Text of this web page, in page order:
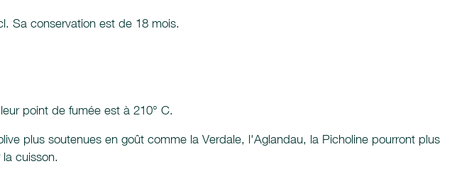
Sa conservation est de 18 mois.
point de fumée est à 210° C.
plus soutenues en goût comme la Verdale, l'Aglandau, la Picholine pourront plus
cuisson.